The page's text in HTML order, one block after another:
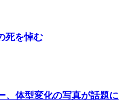
死を悼む
体型変化の写真が話題に